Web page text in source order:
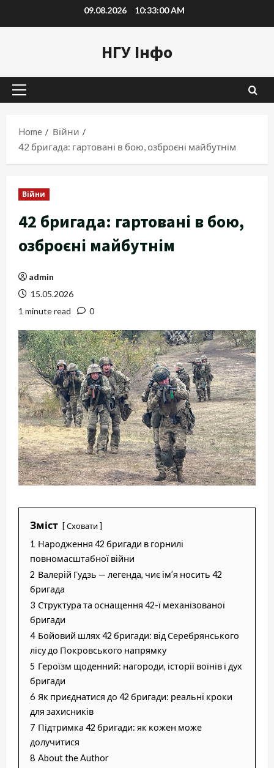
to
09.08.2026 10:33:00 AM
НГУ Інфо
Primary
Home
Війни
42 бригада: гартовані в бою, озброєні майбутнім
Війни
42 бригада: гартовані в бою,
озброєні майбутнім
admin
15.05.2026
1 minute read
0
Зміст Сховати
1 Народження 42 бригади в горнилі
повномасштабної війни
2 Валерій Гудзь — легенда, чиє ім’я носить 42
бригада
3 Структура та оснащення 42-ї механізованої
бригади
4 Бойовий шлях 42 бригади: від Серебрянського
лісу до Покровського напрямку
5 Героїзм щоденний: нагороди, історії воїнів і дух
бригади
6 Як приєднатися до 42 бригади: реальні кроки
для захисників
7 Підтримка 42 бригади: як кожен може
долучитися
8 About the Author